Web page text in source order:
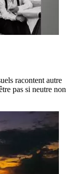
racontent autre
pas si neutre non